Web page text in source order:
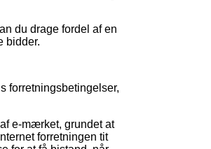
du drage fordel af en
bidder.
forretningsbetingelser,
e-mærket, grundet at
forretningen tit